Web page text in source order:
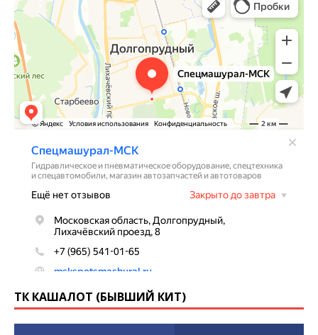
ТК КАШАЛОТ (БЫВШИЙ КИТ)